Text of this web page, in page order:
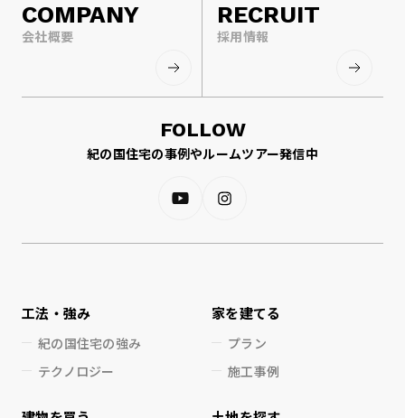
COMPANY
会社概要
RECRUIT
採用情報
FOLLOW
紀の国住宅の事例やルームツアー発信中
工法・強み
紀の国住宅の強み
テクノロジー
家を建てる
プラン
施工事例